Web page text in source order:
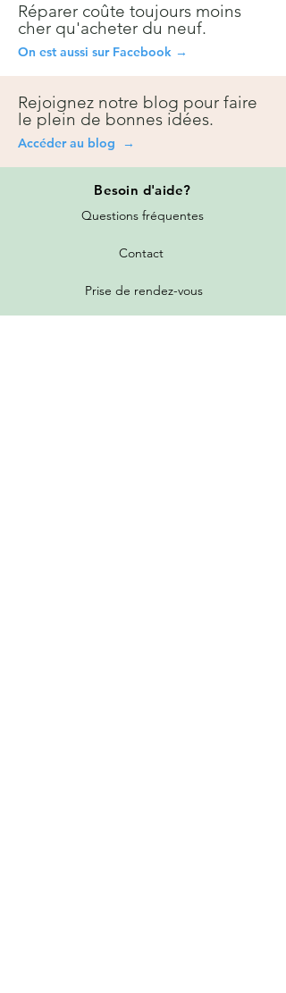
Réparer coûte toujours moins
cher qu'acheter du neuf.
On est aussi sur Facebook →
Rejoignez notre blog pour faire
le plein de bonnes idées.
Accéder au blog →
Besoin d'aide?
Questions fréquentes
Contact
Prise de rendez-vous